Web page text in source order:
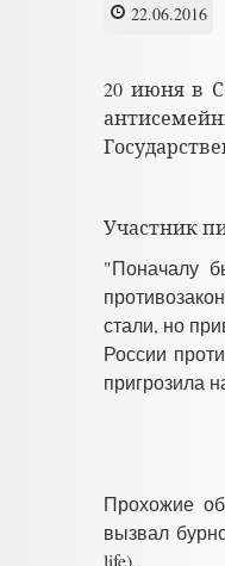
22.06.2016
20 июня в
Участник
"Поначалу
стали, но
России
пригрозила
Прохожие
вызвал
life).